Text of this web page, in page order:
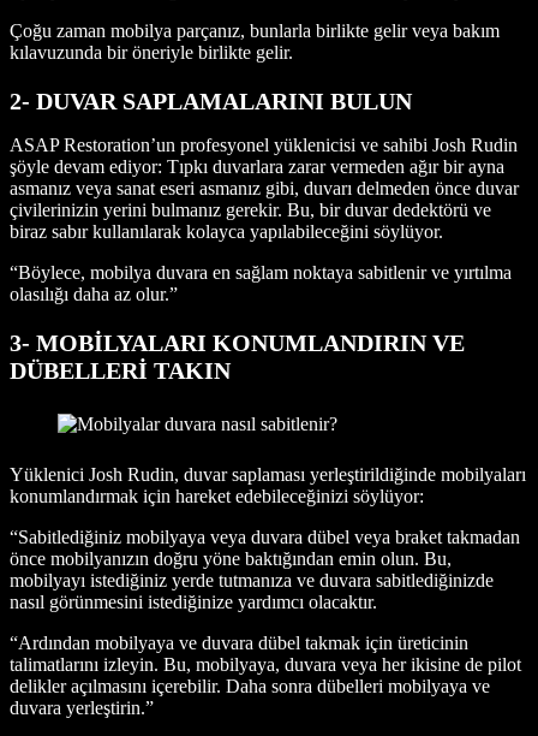
Çoğu zaman mobilya parçanız, bunlarla birlikte gelir veya bakım
kılavuzunda bir öneriyle birlikte gelir.
2- DUVAR SAPLAMALARINI BULUN
ASAP Restoration’un profesyonel yüklenicisi ve sahibi Josh Rudin
şöyle devam ediyor: Tıpkı duvarlara zarar vermeden ağır bir ayna
asmanız veya sanat eseri asmanız gibi, duvarı delmeden önce duvar
çivilerinizin yerini bulmanız gerekir. Bu, bir duvar dedektörü ve
biraz sabır kullanılarak kolayca yapılabileceğini söylüyor.
“Böylece, mobilya duvara en sağlam noktaya sabitlenir ve yırtılma
olasılığı daha az olur.”
3- MOBİLYALARI KONUMLANDIRIN VE
DÜBELLERİ TAKIN
Yüklenici Josh Rudin, duvar saplaması yerleştirildiğinde mobilyaları
konumlandırmak için hareket edebileceğinizi söylüyor:
“Sabitlediğiniz mobilyaya veya duvara dübel veya braket takmadan
önce mobilyanızın doğru yöne baktığından emin olun. Bu,
mobilyayı istediğiniz yerde tutmanıza ve duvara sabitlediğinizde
nasıl görünmesini istediğinize yardımcı olacaktır.
“Ardından mobilyaya ve duvara dübel takmak için üreticinin
talimatlarını izleyin. Bu, mobilyaya, duvara veya her ikisine de pilot
delikler açılmasını içerebilir. Daha sonra dübelleri mobilyaya ve
duvara yerleştirin.”